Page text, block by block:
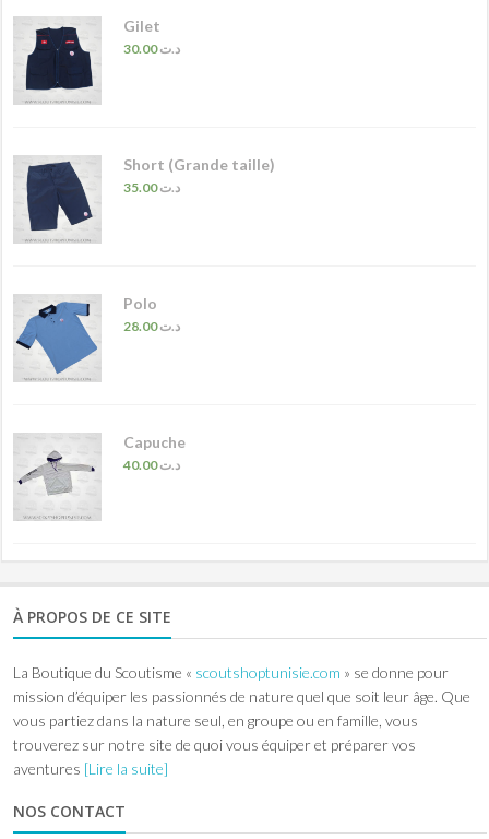
Gilet
30.00د.ت
Short (Grande taille)
35.00د.ت
Polo
28.00د.ت
Capuche
40.00د.ت
À PROPOS DE CE SITE
La Boutique du Scoutisme « scoutshoptunisie.com » se donne pour
mission d’équiper les passionnés de nature quel que soit leur âge. Que
vous partiez dans la nature seul, en groupe ou en famille, vous
trouverez sur notre site de quoi vous équiper et préparer vos
aventures [Lire la suite]
NOS CONTACT